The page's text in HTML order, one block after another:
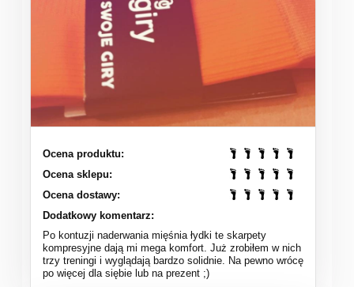
Ocena produktu:
Ocena sklepu:
Ocena dostawy:
Dodatkowy komentarz:
Po kontuzji naderwania mięśnia łydki te skarpety
kompresyjne dają mi mega komfort. Już zrobiłem w nich
trzy treningi i wyglądają bardzo solidnie. Na pewno wrócę
po więcej dla siębie lub na prezent ;)